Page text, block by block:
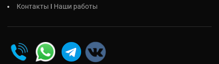
Контакты I Наши работы